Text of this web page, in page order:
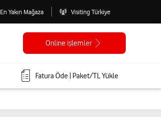
En Yakın Mağaza Visiting Türkiye
Online işlemler
Fatura Öde | Paket/TL Yükle